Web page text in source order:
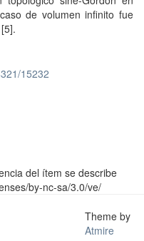
de volumen infinito fue
15232
del ítem se describe
by-nc-sa/3.0/ve/
Theme by
Atmire